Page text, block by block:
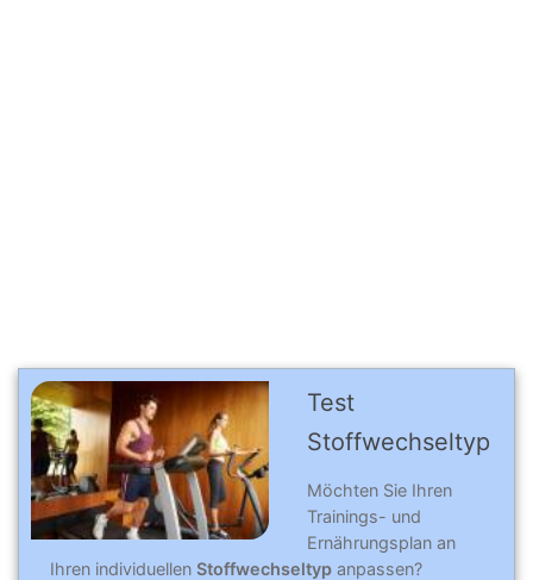
Test
Stoffwechseltyp
Möchten Sie Ihren
Trainings- und
Ernährungsplan an
Ihren individuellen Stoffwechseltyp anpassen?